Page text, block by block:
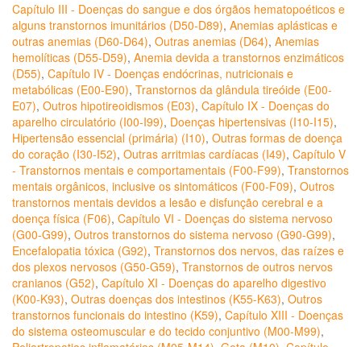
Capítulo III - Doenças do sangue e dos órgãos hematopoéticos e
alguns transtornos imunitários (D50-D89), Anemias aplásticas e
outras anemias (D60-D64), Outras anemias (D64), Anemias
hemolíticas (D55-D59), Anemia devida a transtornos enzimáticos
(D55), Capítulo IV - Doenças endócrinas, nutricionais e
metabólicas (E00-E90), Transtornos da glândula tireóide (E00-
E07), Outros hipotireoidismos (E03), Capítulo IX - Doenças do
aparelho circulatório (I00-I99), Doenças hipertensivas (I10-I15),
Hipertensão essencial (primária) (I10), Outras formas de doença
do coração (I30-I52), Outras arritmias cardíacas (I49), Capítulo V
- Transtornos mentais e comportamentais (F00-F99), Transtornos
mentais orgânicos, inclusive os sintomáticos (F00-F09), Outros
transtornos mentais devidos a lesão e disfunção cerebral e a
doença física (F06), Capítulo VI - Doenças do sistema nervoso
(G00-G99), Outros transtornos do sistema nervoso (G90-G99),
Encefalopatia tóxica (G92), Transtornos dos nervos, das raízes e
dos plexos nervosos (G50-G59), Transtornos de outros nervos
cranianos (G52), Capítulo XI - Doenças do aparelho digestivo
(K00-K93), Outras doenças dos intestinos (K55-K63), Outros
transtornos funcionais do intestino (K59), Capítulo XIII - Doenças
do sistema osteomuscular e do tecido conjuntivo (M00-M99),